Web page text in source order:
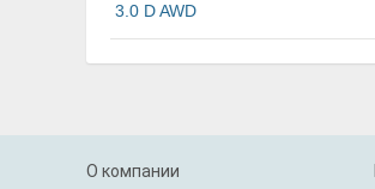
3.0 D AWD
О компании